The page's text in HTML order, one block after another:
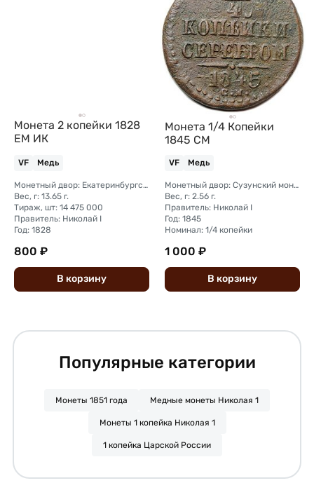
Монета 2 копейки 1828
ЕМ ИК
VF Медь
Монетный двор: Екатеринбургский монетный двор
Вес, г: 13.65 г.
Тираж, шт: 14 475 000
Правитель: Николай I
Год: 1828
800 ₽
В корзину
Монета 1/4 Копейки
1845 СМ
VF Медь
Монетный двор: Сузунский монетный двор (Сибирь)
Вес, г: 2.56 г.
Правитель: Николай I
Год: 1845
Номинал: 1/4 копейки
1 000 ₽
В корзину
Популярные категории
Монеты 1851 года Медные монеты Николая 1
Монеты 1 копейка Николая 1
1 копейка Царской России